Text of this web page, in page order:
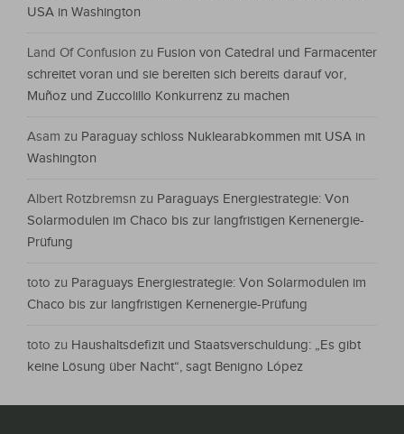
USA in Washington
Land Of Confusion zu Fusion von Catedral und Farmacenter
schreitet voran und sie bereiten sich bereits darauf vor,
Muñoz und Zuccolillo Konkurrenz zu machen
Asam zu Paraguay schloss Nuklearabkommen mit USA in
Washington
Albert Rotzbremsn zu Paraguays Energiestrategie: Von
Solarmodulen im Chaco bis zur langfristigen Kernenergie-
Prüfung
toto zu Paraguays Energiestrategie: Von Solarmodulen im
Chaco bis zur langfristigen Kernenergie-Prüfung
toto zu Haushaltsdefizit und Staatsverschuldung: „Es gibt
keine Lösung über Nacht“, sagt Benigno López